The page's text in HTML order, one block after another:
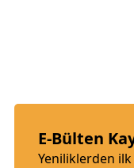
E-Bülten
Yeniliklerden